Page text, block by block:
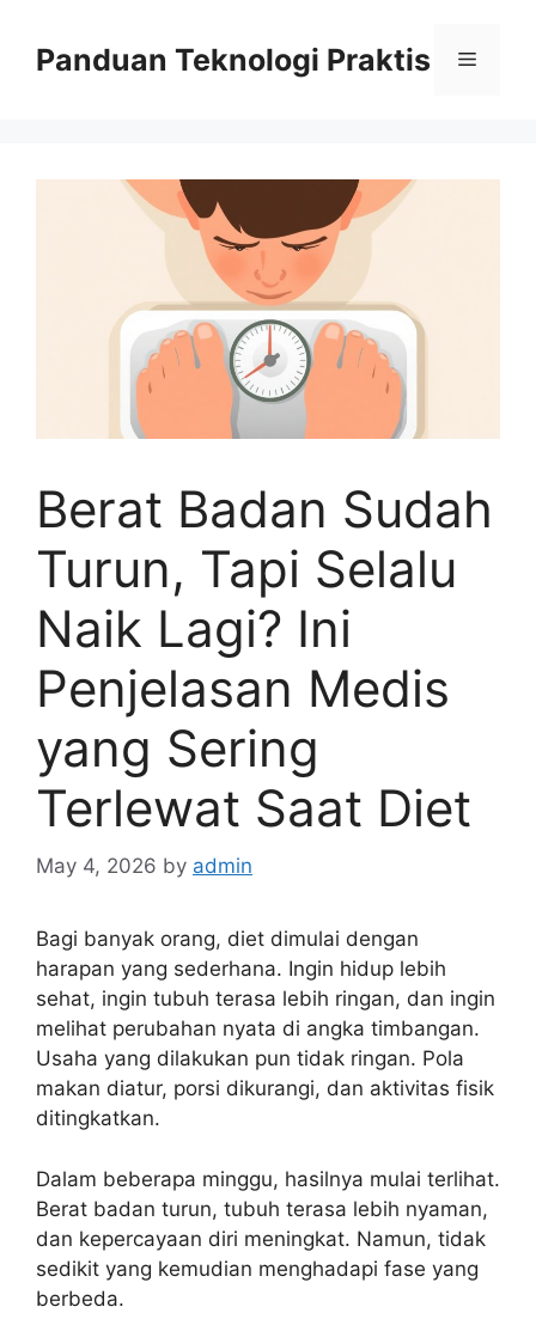
contentPanduan Teknologi Praktis Menu
Berat Badan Sudah
Turun, Tapi Selalu
Naik Lagi? Ini
Penjelasan Medis
yang Sering
Terlewat Saat Diet
May 4, 2026 by admin
Bagi banyak orang, diet dimulai dengan
harapan yang sederhana. Ingin hidup lebih
sehat, ingin tubuh terasa lebih ringan, dan ingin
melihat perubahan nyata di angka timbangan.
Usaha yang dilakukan pun tidak ringan. Pola
makan diatur, porsi dikurangi, dan aktivitas fisik
ditingkatkan.
Dalam beberapa minggu, hasilnya mulai terlihat.
Berat badan turun, tubuh terasa lebih nyaman,
dan kepercayaan diri meningkat. Namun, tidak
sedikit yang kemudian menghadapi fase yang
berbeda.